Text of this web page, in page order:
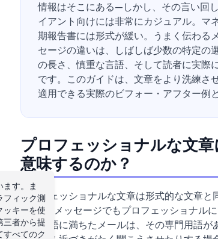
情報はそこにある—しかし、その言い回
イアント向けには非常にカジュアル。マ
期報告書には形式が緩い。うまく伝わる
セージの違いは、しばしば少数の特定の
の長さ、慎重な言語、そして読者に実際
です。このガイドは、文章をより洗練さ
適用できる実際のビフォー・アフター例
プロフェッショナルな文
意味するのか？
プロフェッショナルな文章は形式的な文章
なSlackメッセージでもプロフェッショナル
専門用語に満ちたメールは、その専門用語
す。ま
フィック測
ッキーを使
三者から提
すべてのク